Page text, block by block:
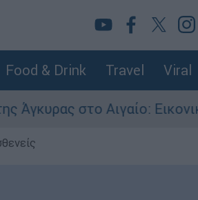
Food & Drink Travel Viral
Εικονική αερομαχία